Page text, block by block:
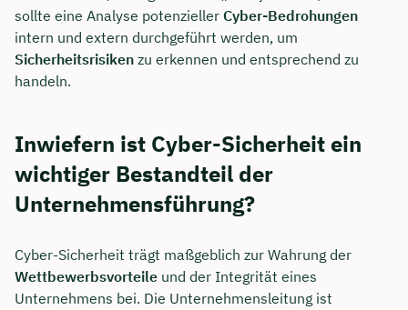
sollte eine Analyse potenzieller Cyber-Bedrohungen
intern und extern durchgeführt werden, um
Sicherheitsrisiken zu erkennen und entsprechend zu
handeln.
Inwiefern ist Cyber-Sicherheit ein
wichtiger Bestandteil der
Unternehmensführung?
Cyber-Sicherheit trägt maßgeblich zur Wahrung der
Wettbewerbsvorteile und der Integrität eines
Unternehmens bei. Die Unternehmensleitung ist